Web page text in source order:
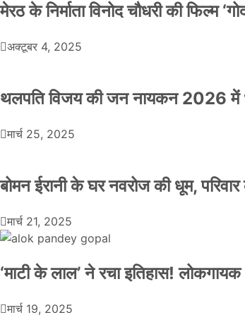
मेरठ के निर्माता विनोद चौधरी की फिल्म
अक्टूबर 4, 2025
थलपति विजय की जन नायकन 2026 में
मार्च 25, 2025
बोमन ईरानी के घर नवरोज की धूम,
मार्च 21, 2025
‘माटी के लाल’ ने रचा इतिहास!
मार्च 19, 2025